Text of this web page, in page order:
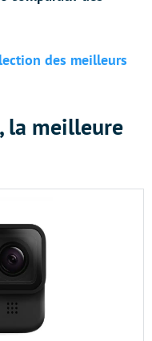
des meilleurs
la meilleure